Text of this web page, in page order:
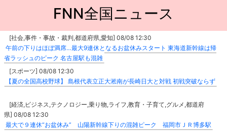
FNN全国ニュース
[社会,事件・事故・裁判,都道府県,愛知] 08/08 12:30
午前の下りはほぼ満席…最大9連休となるお盆休みスタート 東海道新幹線は帰
省ラッシュのピーク 名古屋駅も混雑
[スポーツ] 08/08 12:30
【夏の全国高校野球】 島根代表立正大淞南が長崎日大と対戦 初戦突破ならず
[経済,ビジネス,テクノロジー,乗り物,ライフ,教育・子育て,グルメ,都道府
県] 08/08 12:30
最大で９連休“お盆休み” 山陽新幹線下りの混雑ピーク 福岡市ＪＲ博多駅